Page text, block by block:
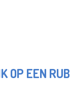
OP EEN